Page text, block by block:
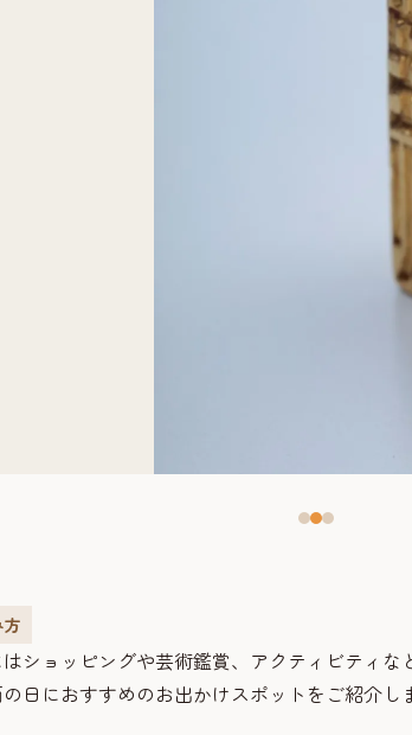
ショッピングや芸術鑑賞、アクティビティな
日におすすめのお出かけスポットをご紹介し